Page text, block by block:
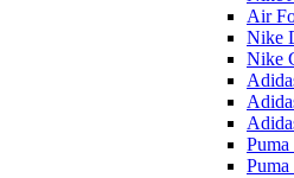
Air
Nike
Nike
Puma
Puma